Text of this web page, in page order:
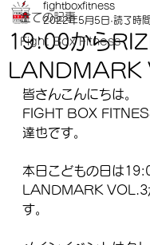
全ての記事
Fight Box Fitness
19:00から
LANDMARK
fightboxfitness
2022年5月5日 読了時
皆さんこんにちは。
FIGHT BOX
達也です。
本日こどもの日は
LANDMARK VOL.3
す。